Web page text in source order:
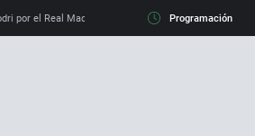
por el Real Madrid y su 'sí' al Barça La llamada
Programación